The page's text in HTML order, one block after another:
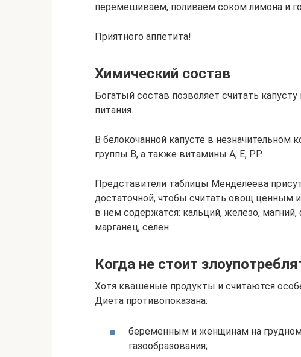
перемешиваем, поливаем соком лимона и
Приятного аппетита!
Химический состав
Богатый состав позволяет считать
питания.
В белокочанной капусте в незначительном
группы В, а также витамины А, Е, РР.
Представители таблицы Менделеева
достаточной, чтобы считать овощ ценным
в нем содержатся: кальций, железо,
марганец, селен.
Когда не стоит
Хотя квашеные продукты и считаются
Диета противопоказана:
беременным и женщинам на
газообразования;